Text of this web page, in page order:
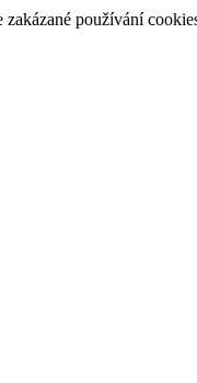
zakázané používání